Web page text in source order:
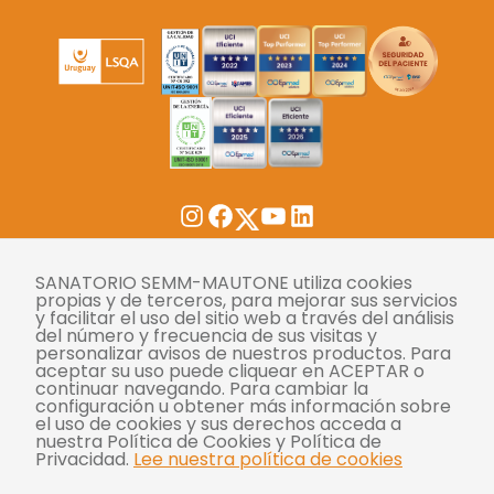
Instagram
Facebook
Twitter
YouTubeLinkedIn
Tasas
Derechos y deberes
Compliance
Términos y condiciones
Políticas de privacidad
Política de cookies
SANATORIO SEMM-MAUTONE utiliza cookies
propias y de terceros, para mejorar sus servicios
y facilitar el uso del sitio web a través del análisis
del número y frecuencia de sus visitas y
personalizar avisos de nuestros productos. Para
aceptar su uso puede cliquear en ACEPTAR o
continuar navegando. Para cambiar la
configuración u obtener más información sobre
el uso de cookies y sus derechos acceda a
nuestra Política de Cookies y Política de
Privacidad. Lee nuestra política de cookies